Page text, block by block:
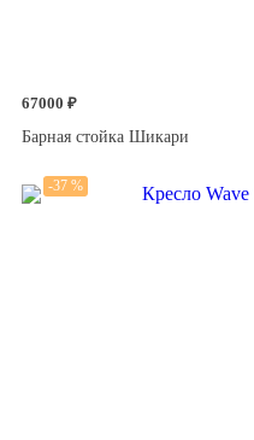
67000 ₽
Барная стойка Шикари
-37 %